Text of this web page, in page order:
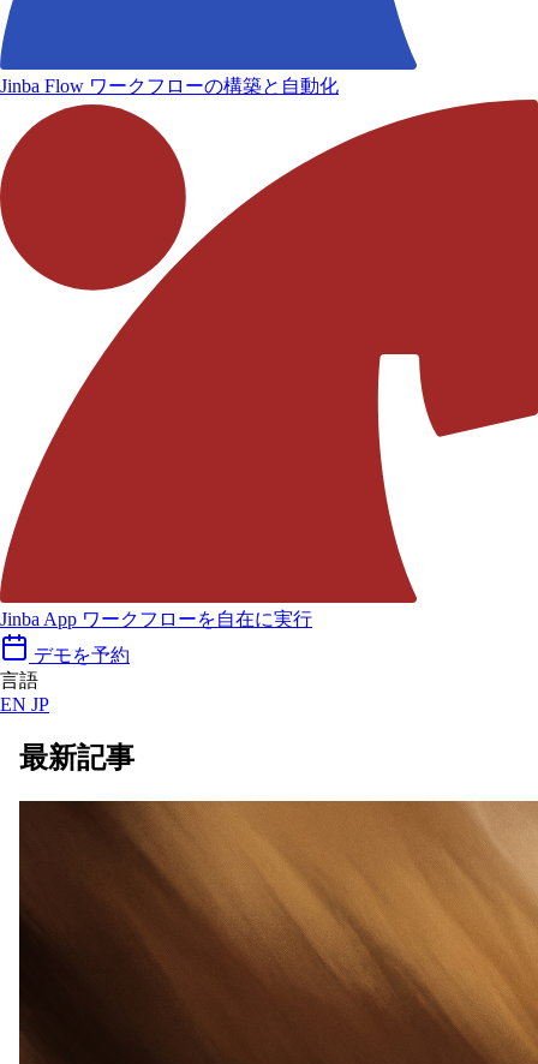
Jinba Flow ワークフローの構築と自動化
Jinba App ワークフローを自在に実行
デモを予約
言語
EN JP
最新記事